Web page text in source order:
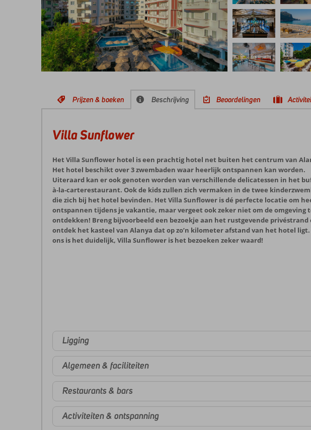
Prijzen & boeken Beschrijving Beoordelingen
Villa Sunflower
Het Villa Sunflower hotel is een prachtig hotel net buiten het centrum van
Het hotel beschikt over 3 zwembaden waar heerlijk ontspannen kan worden.
Uiteraard kan er ook genoten worden van verschillende delicatessen in het
à-la-carterestaurant. Ook de kids zullen zich vermaken in de twee
die zich bij het hotel bevinden. Het Villa Sunflower is dé perfecte locatie om
ontspannen tijdens je vakantie, maar vergeet ook zeker niet om de omgeving
ontdekken! Breng bijvoorbeeld een bezoekje aan het rustgevende privéstrand
ontdek het kasteel van Alanya dat op zo’n kilometer afstand van het hotel ligt.
ons is het duidelijk, Villa Sunflower is het bezoeken zeker waard!
Ligging
Algemeen & faciliteiten
Restaurants & bars
Activiteiten & ontspanning